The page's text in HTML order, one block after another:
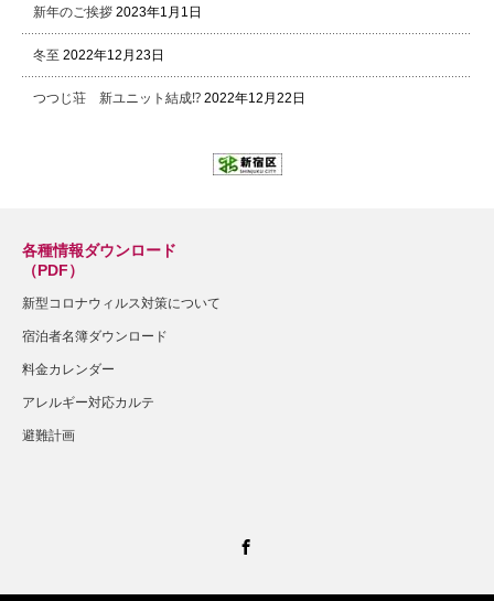
新年のご挨拶 2023年1月1日
冬至 2022年12月23日
つつじ荘 新ユニット結成⁉ 2022年12月22日
各種情報ダウンロード
（PDF）
新型コロナウィルス対策について
宿泊者名簿ダウンロード
料金カレンダー
アレルギー対応カルテ
避難計画